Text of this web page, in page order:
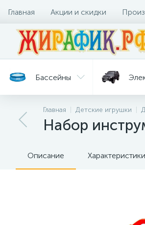
Главная Акции и скидки
Бассейны
Батуты
и уход
горки
Главная Детские игрушки
Набор
Описание Характеристики